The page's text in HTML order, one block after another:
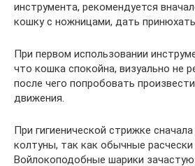
инструмента, рекомендуется
кошку с ножницами, дать
При первом использовании
что кошка спокойна, визуально не
после чего попробовать
движения.
При гигиенической стрижке
колтуны, так как обычные расчески
Войлокоподобные шарики зачастую